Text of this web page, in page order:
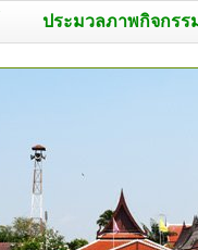
ประมวลภาพกิจกรร